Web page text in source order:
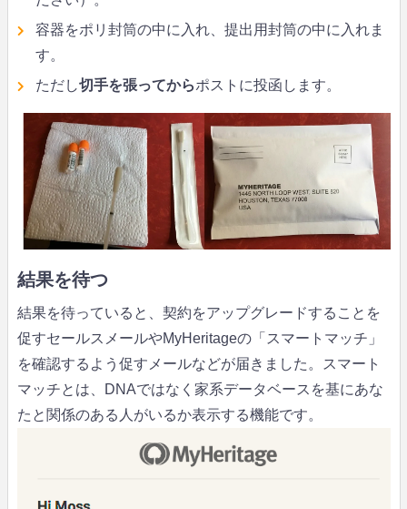
容器をポリ封筒の中に入れ、提出用封筒の中に入れま
す。
ただし切手を張ってからポストに投函します。
結果を待つ
結果を待っていると、契約をアップグレードすることを
促すセールスメールやMyHeritageの「スマートマッチ」
を確認するよう促すメールなどが届きました。スマート
マッチとは、DNAではなく家系データベースを基にあな
たと関係のある人がいるか表示する機能です。